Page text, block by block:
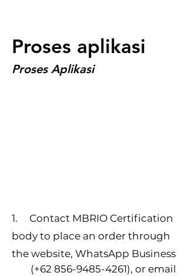
Proses aplikasi
Proses Aplikasi
1. Contact MBRIO Certification
body to place an order through
the website, WhatsApp Business
(+62 856-9485-4261), or email